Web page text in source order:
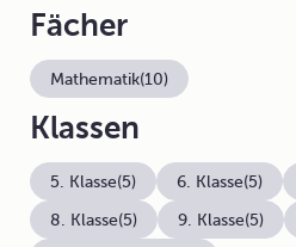
Fächer
Mathematik(10)
Klassen
5. Klasse(5) 6. Klasse(5)
8. Klasse(5) 9. Klasse(5)